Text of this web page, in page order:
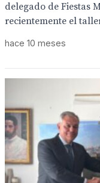
delegado de Fiestas
recientemente el
hace 10 meses